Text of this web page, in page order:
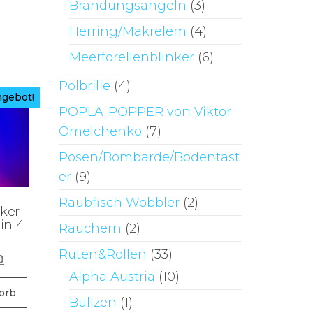
in 4
Preis
ist:
€4,00.
Brandungsangeln (3)
Herring/Makrelem (4)
Meerforellenblinker (6)
Polbrille (4)
POPLA-POPPER von Viktor
Omelchenko (7)
Posen/Bombarde/Bodentast
er (9)
Raubfisch Wobbler (2)
Räuchern (2)
Ruten&Rollen (33)
Alpha Austria (10)
Bullzen (1)